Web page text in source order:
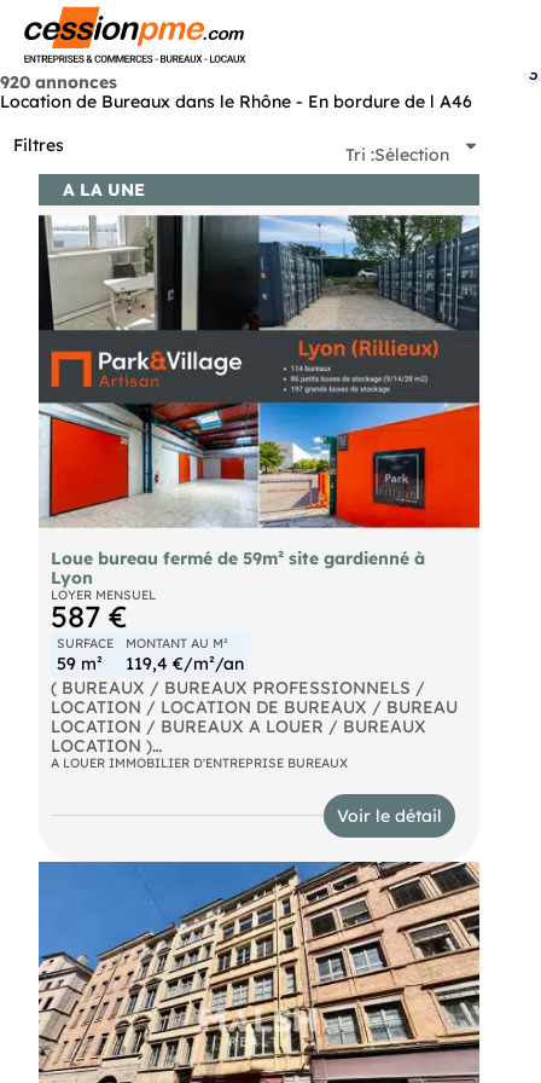
920 annonces
Location de Bureaux dans le Rhône - En bordure de l A46
Filtres
3
Tri :Sélection
A LA UNE
Loue bureau fermé de 59m² site gardienné à
Lyon
LOYER MENSUEL
587 €
SURFACE
59 m²
MONTANT AU M²
119,4 €/m²/an
( BUREAUX / BUREAUX PROFESSIONNELS /
LOCATION / LOCATION DE BUREAUX / BUREAU
LOCATION / BUREAUX A LOUER / BUREAUX
LOCATION )
sur le Park Artisan de Rillieux-La-Pape.
- Un gestionnaire de site logé sur place
- 197 cellules de stockage accessibles en véhicules
jusqu'à 20 mètres cubes
- 114 bureaux
- 77 Containers de stockage
- 3 Quais de déchargement communs à toutes les
cellules de stockage pour les véhicules au dela de
20 mètres cubes
- Un coin détente/cafétéria
- La vidésurveillance
- Un accès par badge 7 jours sur 7 de 05h du
A LOUER IMMOBILIER D'ENTREPRISE BUREAUX
Voir le détail